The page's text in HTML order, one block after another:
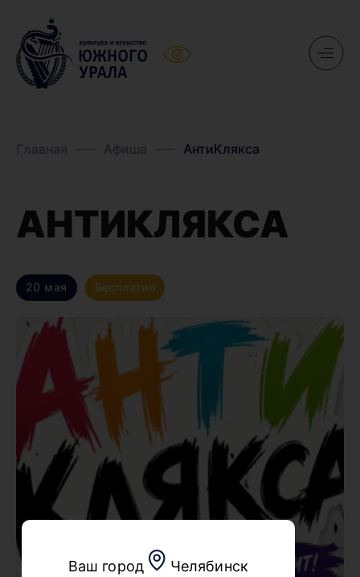
Ваш город Челябинск
Главная Афиша АнтиКлякса
АНТИКЛЯКСА
20 мая Бесплатно